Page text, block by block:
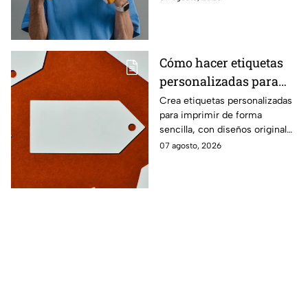
Cómo hacer etiquetas
personalizadas para
imprimir
Crea etiquetas personalizadas
para imprimir de forma
sencilla, con diseños originales
y detalles adaptados a tus
07 agosto, 2026